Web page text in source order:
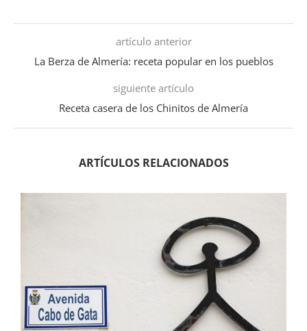
artículo anterior
La Berza de Almería: receta popular en los pueblos
siguiente artículo
Receta casera de los Chinitos de Almería
ARTÍCULOS RELACIONADOS